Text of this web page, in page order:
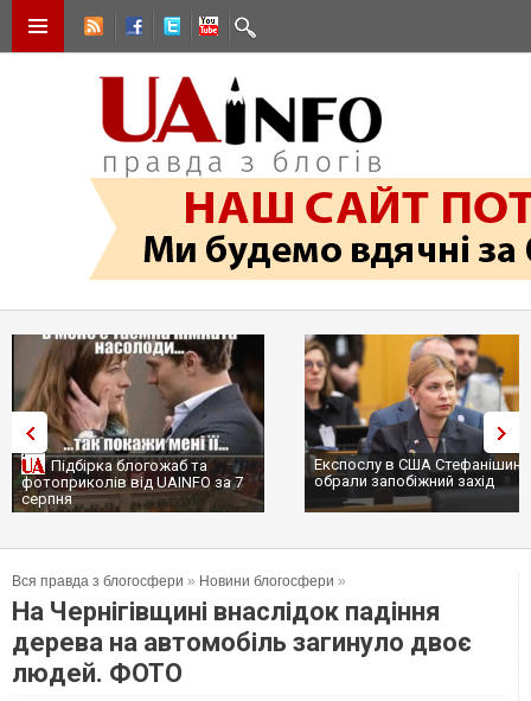
Підбірка блогожаб та
фотоприколів від UAINFO за 7
серпня
Експослу в США
обрали запобіжний захід
Вся правда з блогосфери » Новини блогосфери »
На Чернігівщині внаслідок падіння
дерева на автомобіль загинуло двоє
людей. ФОТО